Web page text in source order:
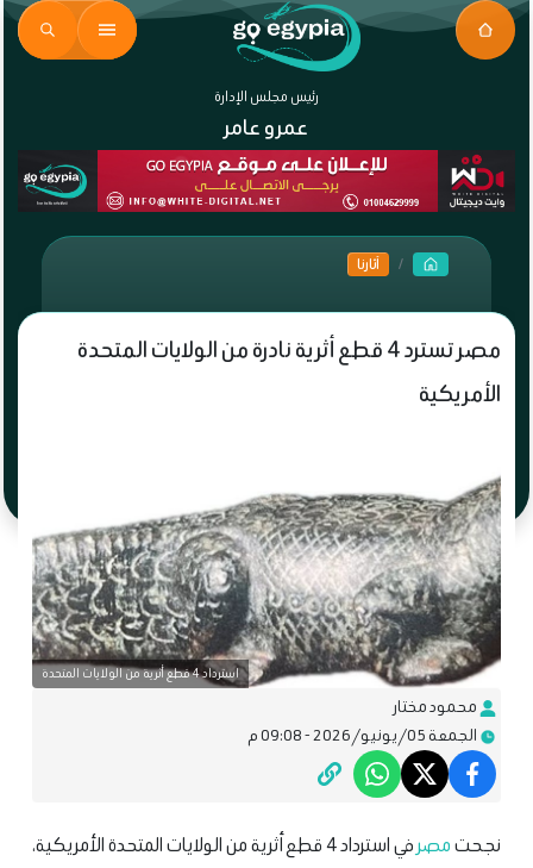
رئيس مجلس الإدارة
عمرو عامر
آثارنا
مصر تسترد 4 قطع أثرية نادرة من الولايات المتحدة
الأمريكية
استرداد 4 قطع أثرية من الولايات المتحدة
محمود مختار
الجمعة 05/يونيو/2026 - 09:08 م
نجحتمصر
في استرداد 4 قطع أثرية من الولايات المتحدة الأمريكية،